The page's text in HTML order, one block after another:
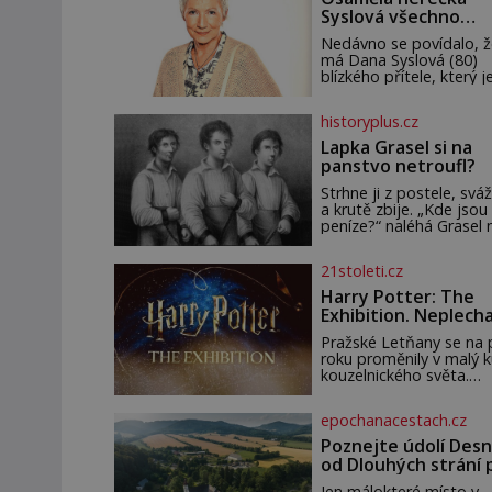
Syslová všechno
vzdala?
Nedávno se povídalo,
má Dana Syslová (80)
blízkého přítele, který
posledních dnech čím dál
častěji mluví o svém
odchodu. Dohnala ji snad
samota? Půs
historyplus.cz
Lapka Grasel si na
panstvo netroufl?
Strhne ji z postele,
a krutě zbije. „Kde jsou
peníze?“ naléhá Grasel
ani nemůže, protože
žádné nemá, spokojí se
lupič s několika měďáky a
štůčky látky. Zraněná
pár dní nato umírá. Je to
muž nebývale krutý.
činy budí hrůzu ještě
21stoleti.cz
Harry Potter: The
Exhibition. Neplecha
zahájena…
Pražské Letňany se na
roku proměnily v malý
kouzelnického světa.
Česka originální filmové
kostýmy a rekvizity,
Bradavice, Hagridovu
i uč
epochanacestach.cz
Poznejte údolí
od Dlouhých strání
termální prameny